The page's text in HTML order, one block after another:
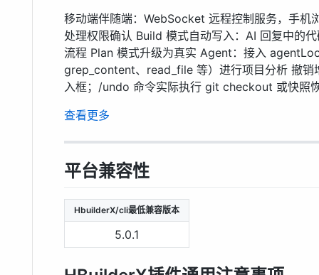
移动端伴随端：WebSocket 远程控制服务，手机
处理权限确认 Build 模式自动写入：AI 回复中的
流程 Plan 模式升级为真实 Agent：接入
grep_content、read_file 等）进行项目分析 撤销
入框；/undo 命令实际执行 git checkout 或快照
查看更多
平台兼容性
HbuilderX/cli最低兼容版本
5.0.1